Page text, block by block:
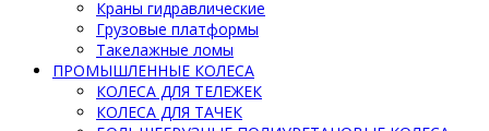
Краны гидравлические
Грузовые платформы
Такелажные ломы
ПРОМЫШЛЕННЫЕ КОЛЕСА
КОЛЕСА ДЛЯ ТЕЛЕЖЕК
КОЛЕСА ДЛЯ ТАЧЕК